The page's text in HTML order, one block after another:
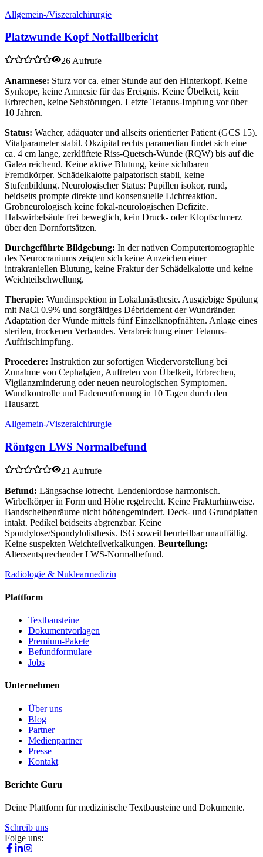
Allgemein-/Viszeralchirurgie
Platzwunde Kopf Notfallbericht
26 Aufrufe
Anamnese: Sturz vor ca. einer Stunde auf den Hinterkopf. Keine
Synkope, keine Amnesie für das Ereignis. Keine Übelkeit, kein
Erbrechen, keine Sehstörungen. Letzte Tetanus-Impfung vor über
10 Jahren.
Status: Wacher, adäquater und allseits orientierter Patient (GCS 15).
Vitalparameter stabil. Okzipital rechts paramedian findet sich eine
ca. 4 cm lange, zerklüftete Riss-Quetsch-Wunde (RQW) bis auf die
Galea reichend. Keine aktive Blutung, keine sichtbaren
Fremdkörper. Schädelkalotte palpatorisch stabil, keine
Stufenbildung. Neurologischer Status: Pupillen isokor, rund,
beidseits prompte direkte und konsensuelle Lichtreaktion.
Grobneurologisch keine fokal-neurologischen Defizite.
Halswirbelsäule frei beweglich, kein Druck- oder Klopfschmerz
über den Dornfortsätzen.
Durchgeführte Bildgebung: In der nativen Computertomographie
des Neurocraniums zeigten sich keine Anzeichen einer
intrakraniellen Blutung, keine Fraktur der Schädelkalotte und keine
Weichteilschwellung.
Therapie: Wundinspektion in Lokalanästhesie. Ausgiebige Spülung
mit NaCl 0.9% und sorgfältiges Débridement der Wundränder.
Adaptation der Wunde mittels fünf Einzelknopfnähten. Anlage eines
sterilen, trockenen Verbandes. Verabreichung einer Tetanus-
Auffrischimpfung.
Procedere: Instruktion zur sofortigen Wiedervorstellung bei
Zunahme von Cephalgien, Auftreten von Übelkeit, Erbrechen,
Vigilanzminderung oder neuen neurologischen Symptomen.
Wundkontrolle und Fadenentfernung in 10 Tagen durch den
Hausarzt.
Allgemein-/Viszeralchirurgie
Röntgen LWS Normalbefund
21 Aufrufe
Befund: Längsachse lotrecht. Lendenlordose harmonisch.
Wirbelkörper in Form und Höhe regelrecht. Keine Frakturhinweise.
Bandscheibenräume nicht höhengemindert. Deck- und Grundplatten
intakt. Pedikel beidseits abgrenzbar. Keine
Spondylose/Spondylolisthesis. ISG soweit beurteilbar unauffällig.
Keine suspekten Weichteilverkalkungen. Beurteilung:
Altersentsprechender LWS-Normalbefund.
Radiologie & Nuklearmedizin
Plattform
Textbausteine
Dokumentvorlagen
Premium-Pakete
Befundformulare
Jobs
Unternehmen
Über uns
Blog
Partner
Medienpartner
Presse
Kontakt
Berichte Guru
Deine Plattform für medizinische Textbausteine und Dokumente.
Schreib uns
Folge uns: